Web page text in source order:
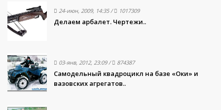
24-июн, 2009, 14:35/ 1017309
Делаем арбалет. Чертежи..
03-янв, 2012, 23:09/ 874387
Самодельный квадроцикл на базе «Оки» и
вазовских агрегатов..